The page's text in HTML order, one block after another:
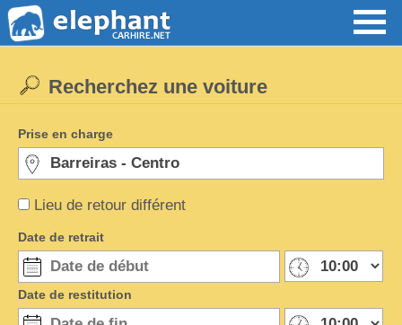
Lieu de retour différent
Recherchez une voiture
Prise en charge
Date de retrait
Date de restitution